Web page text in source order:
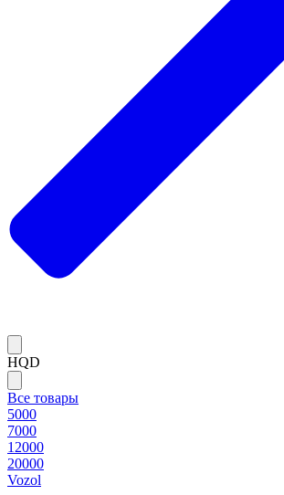
HQD
Все товары
5000
7000
12000
20000
Vozol